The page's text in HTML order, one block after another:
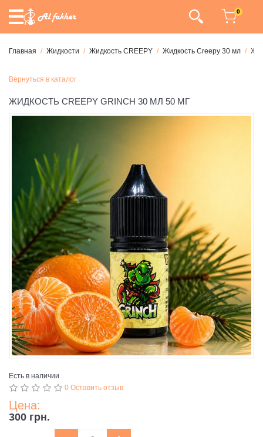
0
Главная Жидкости Жидкость CREEPY Жидкость Creepy 30 мл
Вернуться в каталог
ЖИДКОСТЬ CREEPY GRINCH 30 МЛ 50 МГ
Есть в наличии
0 Оставить отзыв
Цена:
300 грн.